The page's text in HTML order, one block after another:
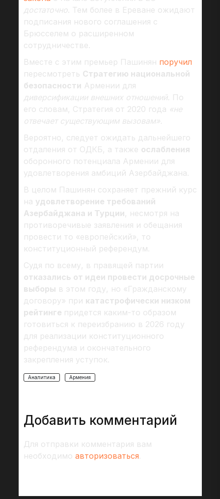
достаточно. Тем более в Ереване ожидают
подписания нового соглашения с
Брюсселем о расширенном
сотрудничестве.
Вместе с этим премьер Пашинян поручил
пересмотреть Стратегию национальной
безопасности Армении для
диверсификации внешних отношений. По
его словам, Стратегия от 2020 года «не
отвечает существующим вызовам».
Вероятно, следует ожидать дальнейшего
отдаления от ОДКБ, а также ослабления
оборонного потенциала Армении для
удовлетворения амбиций Азербайджана.
В целом Пашинян сохраняет прежний курс
на удовлетворение требований
Азербайджана и Турции, несмотря на
противоречивые заявления и обещания
провести то «европейский», то
конституционный референдум.
Судя по всему, в правящей партии
отказались от идеи провести досрочные
выборы в этом году, но «Гражданскому
договору» при катастрофически низком
рейтинге придется каким-то образом
готовиться к переизбранию в 2026 году
для реализации конституционного
референдума и окончательного
закрепления уступок.
Аналитика Армения
Добавить комментарий
Для отправки комментария вам
необходимо авторизоваться.